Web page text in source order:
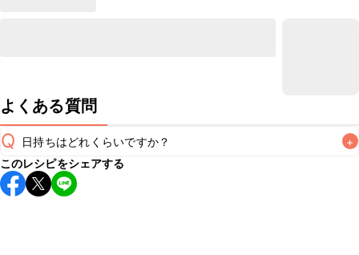
よくある質問
Q 日持ちはどれくらいですか？ +
保存期間は冷蔵で翌日中が目安です。なるべくお早めにお召
し上がりください。
このレシピをシェアする